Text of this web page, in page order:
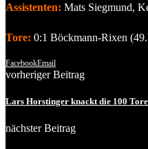
Assistenten: Mats Siegmund,
Tore: 0:1 Böckmann-Rixen
FacebookEmail
vorheriger Beitrag
Lars Horstinger knackt die 100
nächster Beitrag